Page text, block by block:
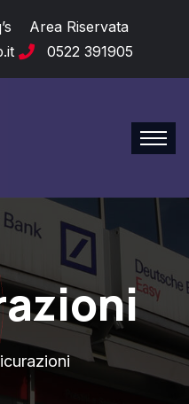
Area Riservata
0522 391905